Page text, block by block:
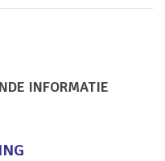
INFORMATIE